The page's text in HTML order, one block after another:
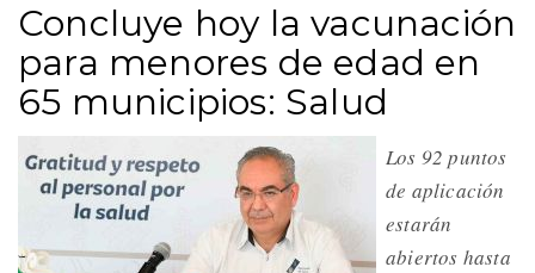
Concluye hoy la vacunación
para menores de edad en
65 municipios: Salud
Los 92 puntos
de aplicación
estarán
abiertos hasta